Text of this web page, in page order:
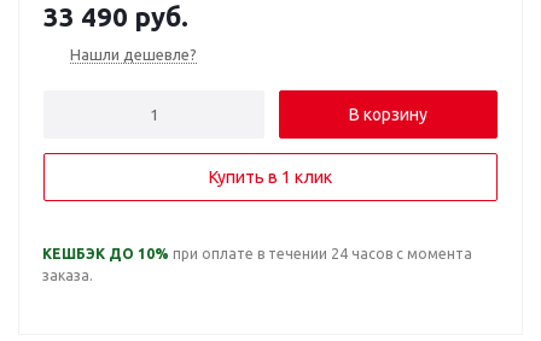
33 490 руб.
Нашли дешевле?
В корзину
Купить в 1 клик
КЕШБЭК ДО 10% при оплате в течении 24 часов с момента
заказа.